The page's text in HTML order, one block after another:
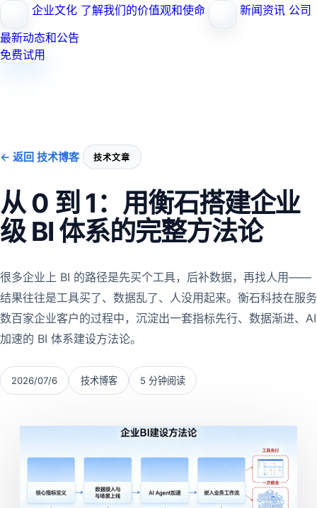
企业文化 了解我们的价值观和使命 新闻资讯 公司
最新动态和公告
免费试用
← 返回 技术博客 技术文章
从 0 到 1：用衡石搭建企业
级 BI 体系的完整方法论
很多企业上 BI 的路径是先买个工具，后补数据，再找人用——
结果往往是工具买了、数据乱了、人没用起来。衡石科技在服务
数百家企业客户的过程中，沉淀出一套指标先行、数据渐进、AI
加速的 BI 体系建设方法论。
2026/07/6 技术博客 5 分钟阅读